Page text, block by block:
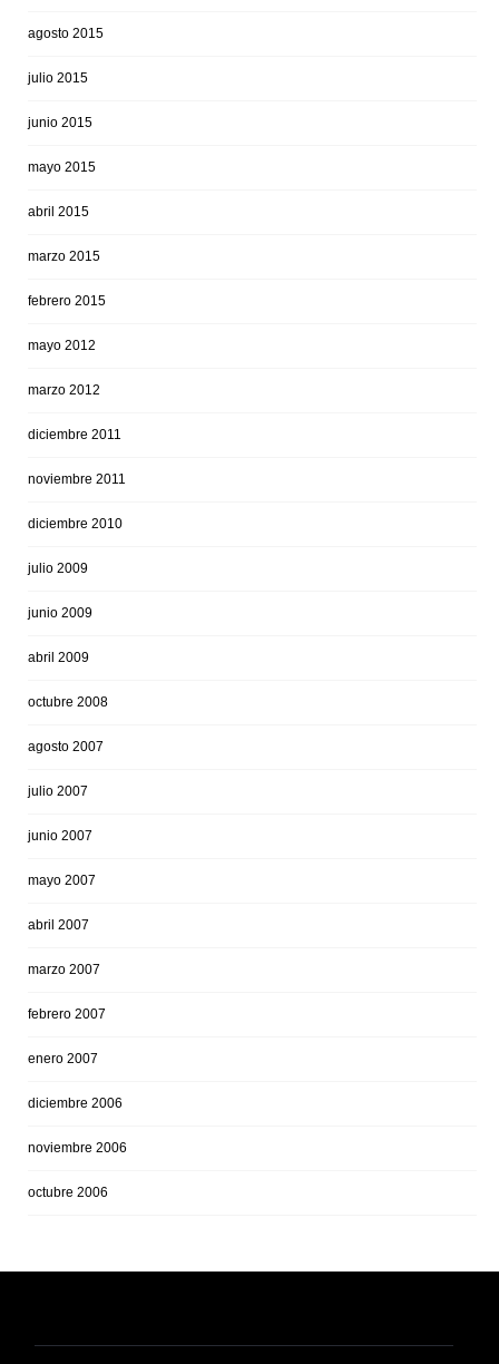
agosto 2015
julio 2015
junio 2015
mayo 2015
abril 2015
marzo 2015
febrero 2015
mayo 2012
marzo 2012
diciembre 2011
noviembre 2011
diciembre 2010
julio 2009
junio 2009
abril 2009
octubre 2008
agosto 2007
julio 2007
junio 2007
mayo 2007
abril 2007
marzo 2007
febrero 2007
enero 2007
diciembre 2006
noviembre 2006
octubre 2006